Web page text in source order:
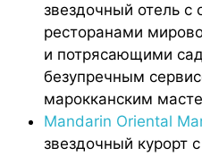
звездочный отель
ресторанами
и потрясающими
безупречным
марокканским
Mandarin Oriental
звездочный курорт